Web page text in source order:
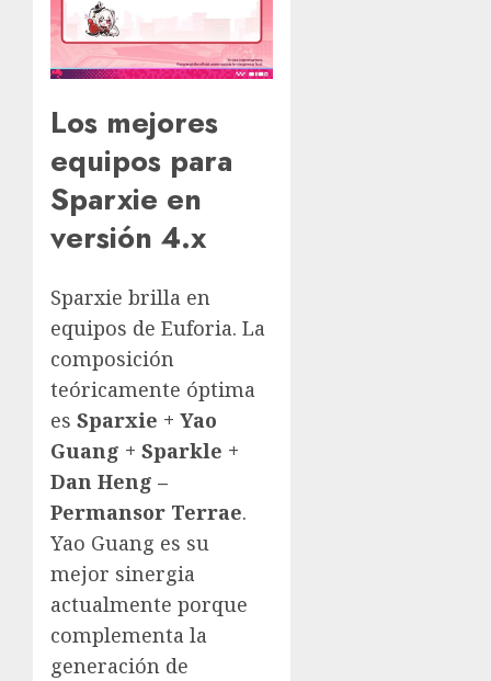
Los mejores
equipos para
Sparxie en
versión 4.x
Sparxie brilla en
equipos de Euforia. La
composición
teóricamente óptima
es Sparxie + Yao
Guang + Sparkle +
Dan Heng –
Permansor Terrae.
Yao Guang es su
mejor sinergia
actualmente porque
complementa la
generación de